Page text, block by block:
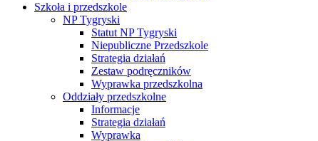
Szkoła i przedszkole
NP Tygryski
Statut NP Tygryski
Niepubliczne Przedszkole
Strategia działań
Zestaw podręczników
Wyprawka przedszkolna
Oddziały przedszkolne
Informacje
Strategia działań
Wyprawka